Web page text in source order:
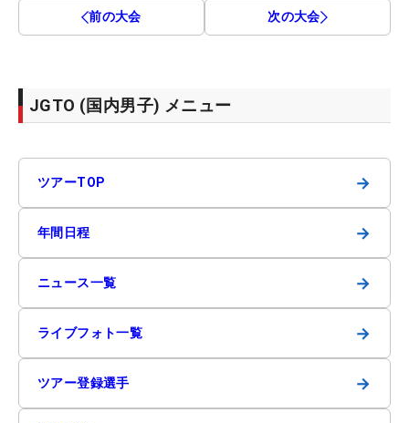
前の大会 次の大会
JGTO (国内男子) メニュー
ツアーTOP →
年間日程 →
ニュース一覧 →
ライブフォト一覧 →
ツアー登録選手 →